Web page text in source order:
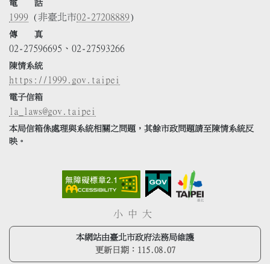
電 話
1999 (非臺北市02-27208889)
傳 真
02-27596695、02-27593266
陳情系統
https://1999.gov.taipei
電子信箱
la_laws@gov.taipei
本局信箱係處理與系統相關之問題，其餘市政問題請至陳情系統反
映。
小 中 大
本網站由臺北市政府法務局維護
更新日期： 115.08.07